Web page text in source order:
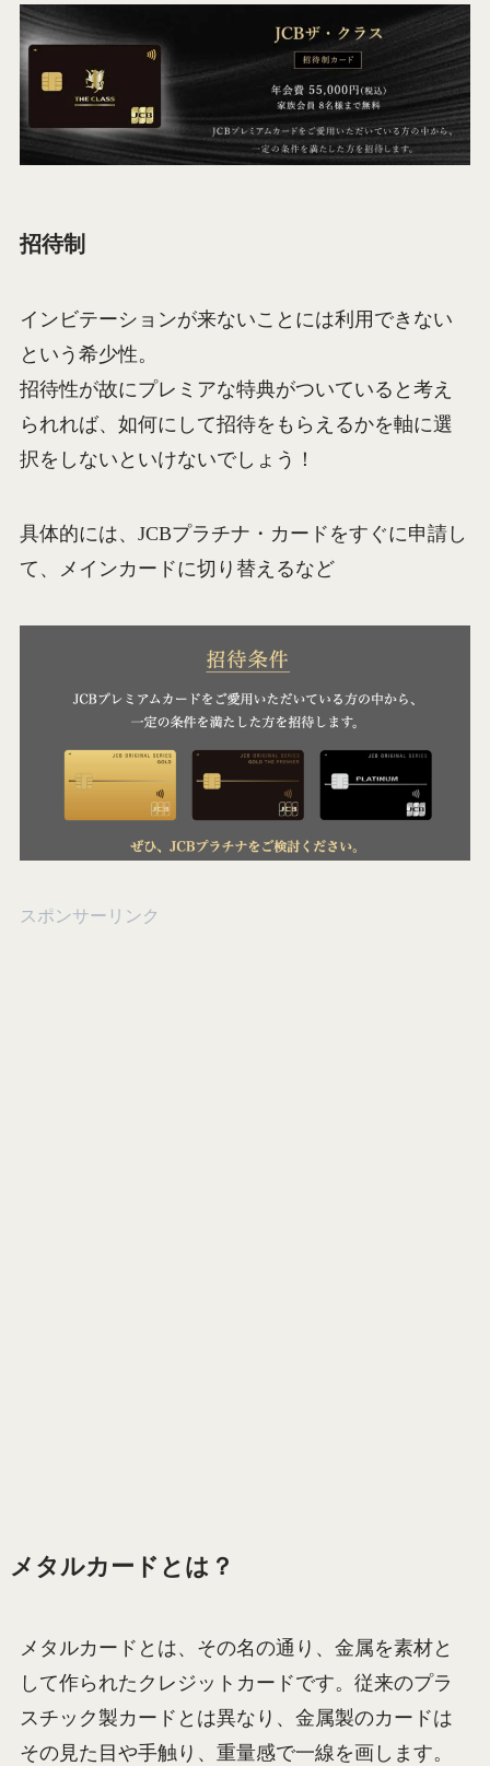
招待制
インビテーションが来ないことには利用できない
という希少性。
招待性が故にプレミアな特典がついていると考え
られれば、如何にして招待をもらえるかを軸に選
択をしないといけないでしょう！
具体的には、JCBプラチナ・カードをすぐに申請し
て、メインカードに切り替えるなど
スポンサーリンク
メタルカードとは？
メタルカードとは、その名の通り、金属を素材と
して作られたクレジットカードです。従来のプラ
スチック製カードとは異なり、金属製のカードは
その見た目や手触り、重量感で一線を画します。